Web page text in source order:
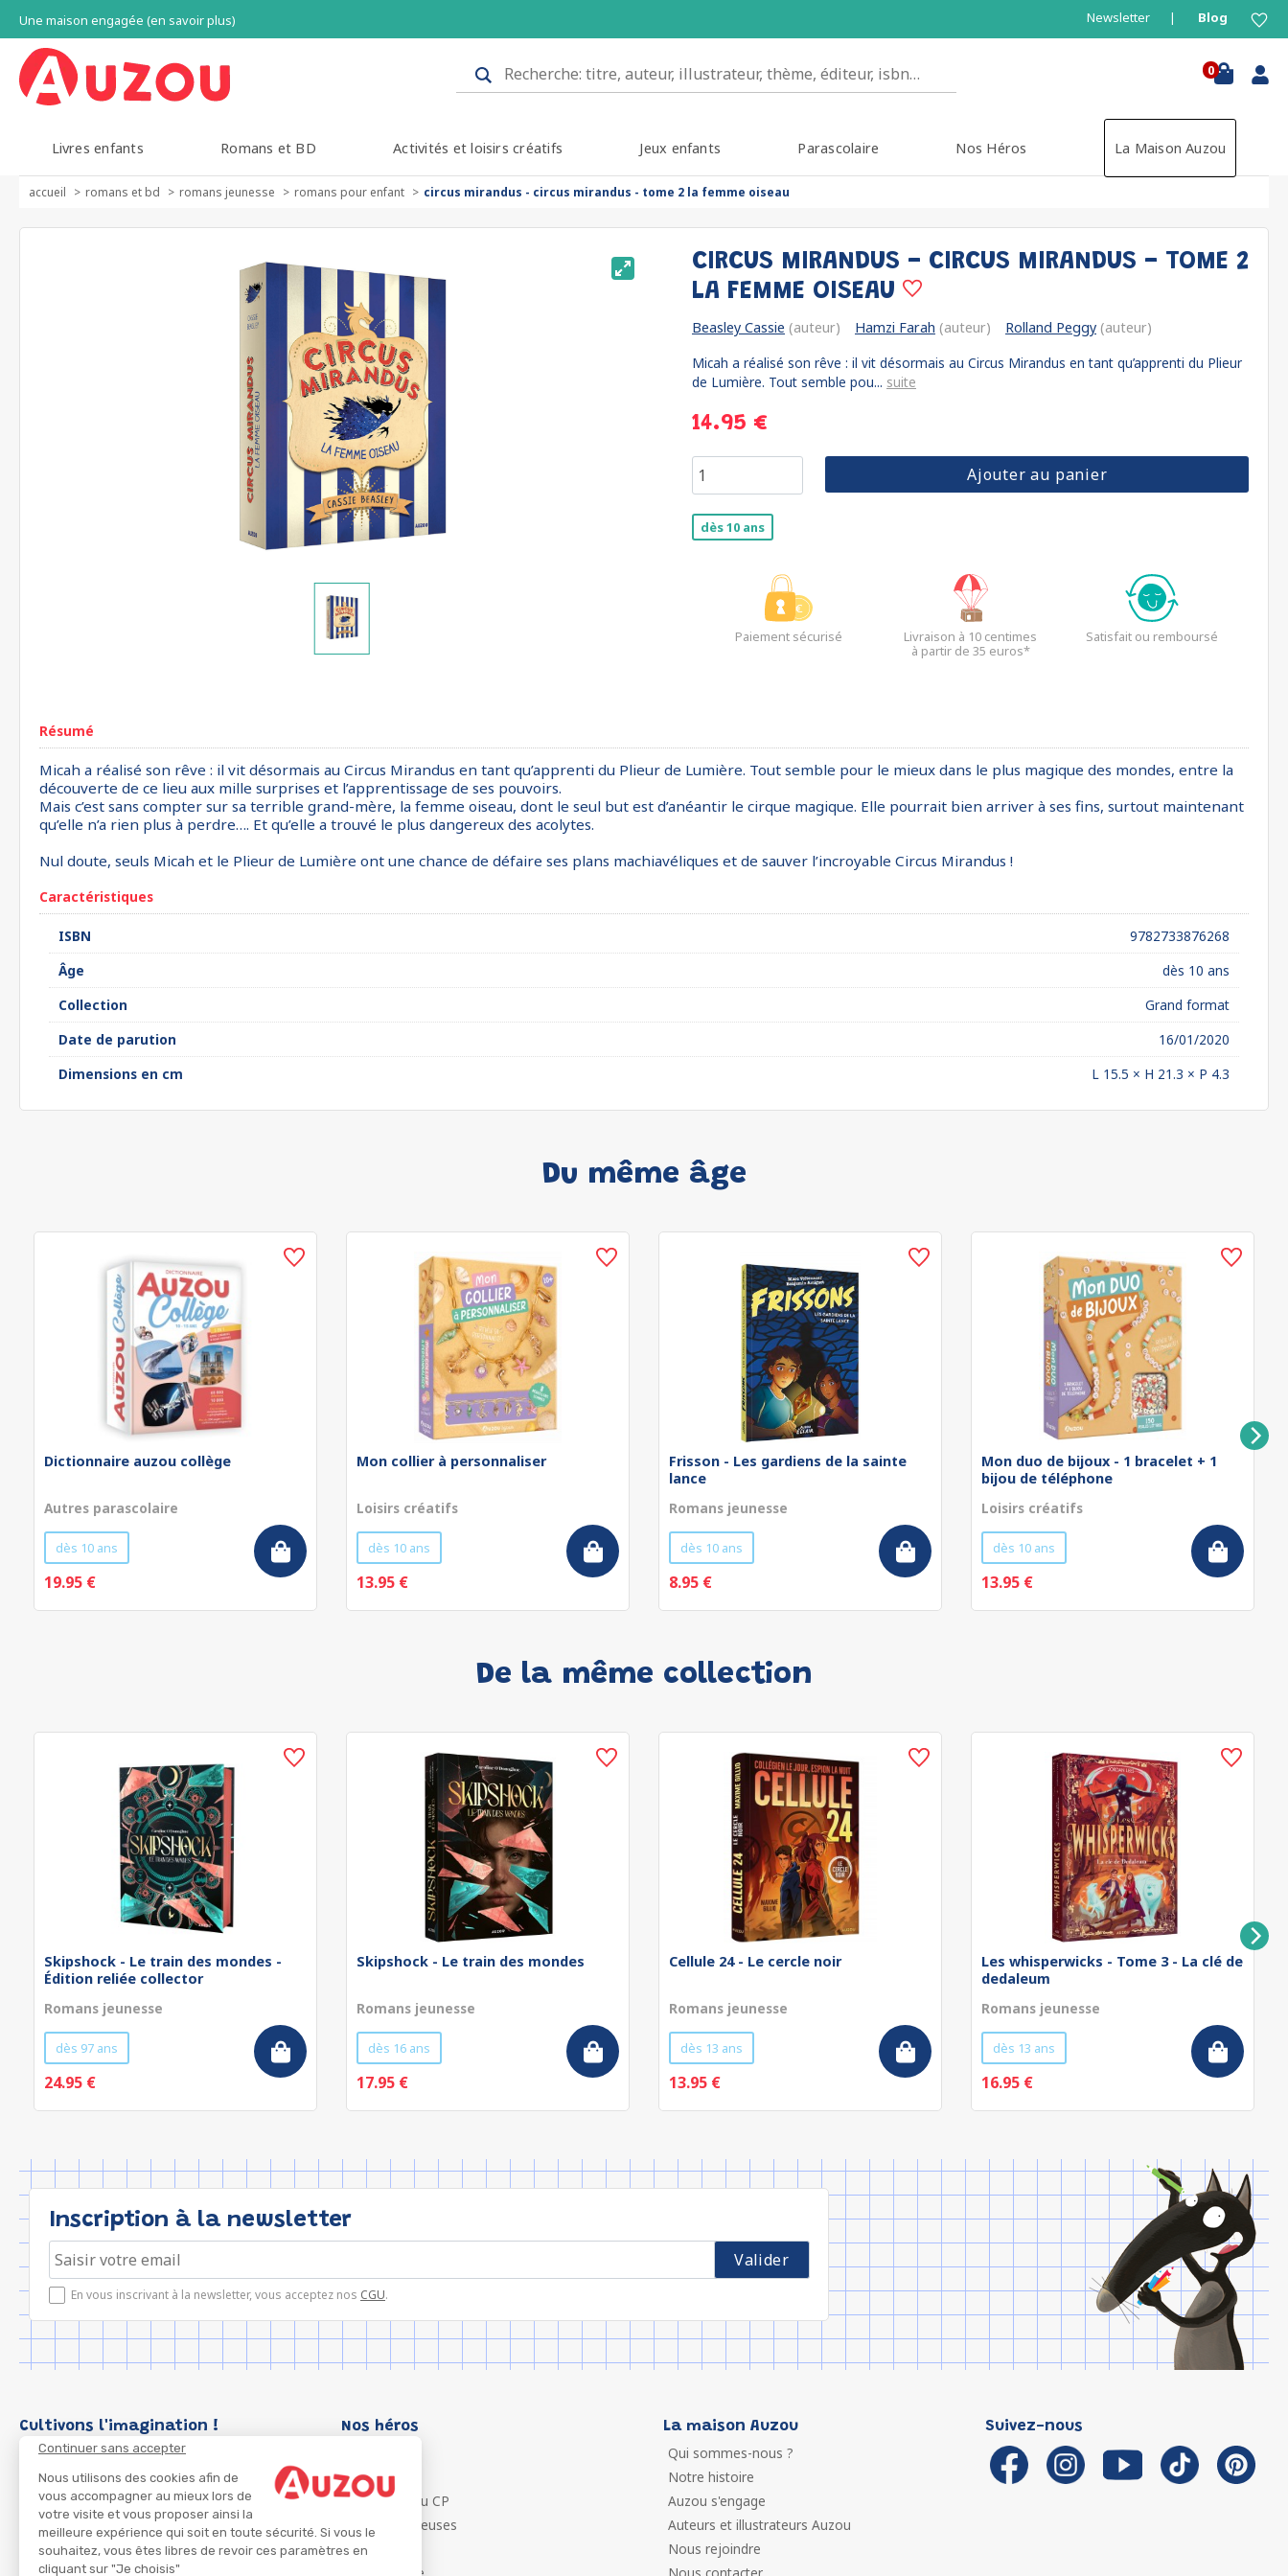
Continuer sans accepter
Nous utilisons des cookies afin de
vous accompagner au mieux lors de
votre visite et vous proposer ainsi la
meilleure expérience qui soit en toute sécurité. Si vous le
souhaitez, vous êtes libres de revoir ces paramètres en
cliquant sur "Je choisis"
Une maison engagée (en savoir plus) Newsletter Blog
0
Livres enfants Romans et BD Activités et loisirs créatifs Jeux enfants Parascolaire Nos Héros La Maison Auzou
accueil romans et bd romans jeunesse romans pour enfant circus mirandus - circus mirandus - tome 2 la femme oiseau
CIRCUS MIRANDUS - CIRCUS MIRANDUS - TOME 2
LA FEMME OISEAU
Beasley Cassie (auteur) Hamzi Farah (auteur) Rolland Peggy (auteur)
Micah a réalisé son rêve : il vit désormais au Circus Mirandus en tant qu’apprenti du Plieur
de Lumière. Tout semble pou... suite
14.95 €
Ajouter au panier
dès 10 ans
Paiement sécurisé
Livraison à 10 centimes
à partir de 35 euros*
Satisfait ou remboursé
Résumé
Micah a réalisé son rêve : il vit désormais au Circus Mirandus en tant qu’apprenti du Plieur de Lumière. Tout semble pour le mieux dans le plus magique des mondes, entre la
découverte de ce lieu aux mille surprises et l’apprentissage de ses pouvoirs.
Mais c’est sans compter sur sa terrible grand-mère, la femme oiseau, dont le seul but est d’anéantir le cirque magique. Elle pourrait bien arriver à ses fins, surtout maintenant
qu’elle n’a rien plus à perdre…. Et qu’elle a trouvé le plus dangereux des acolytes.
Nul doute, seuls Micah et le Plieur de Lumière ont une chance de défaire ses plans machiavéliques et de sauver l’incroyable Circus Mirandus !
Caractéristiques
ISBN
9782733876268
Âge
dès 10 ans
Collection
Grand format
Date de parution
16/01/2020
Dimensions en cm
L 15.5 × H 21.3 × P 4.3
Du même âge
Dictionnaire auzou collège
Autres parascolaire
dès 10 ans
19.95 €
Mon collier à personnaliser
Loisirs créatifs
dès 10 ans
13.95 €
Frisson - Les gardiens de la sainte
lance
Romans jeunesse
dès 10 ans
8.95 €
Mon duo de bijoux - 1 bracelet + 1
bijou de téléphone
Loisirs créatifs
dès 10 ans
13.95 €
De la même collection
Skipshock - Le train des mondes -
Édition reliée collector
Romans jeunesse
dès 97 ans
24.95 €
Skipshock - Le train des mondes
Romans jeunesse
dès 16 ans
17.95 €
Cellule 24 - Le cercle noir
Romans jeunesse
dès 13 ans
13.95 €
Les whisperwicks - Tome 3 - La clé de
dedaleum
Romans jeunesse
dès 13 ans
16.95 €
Inscription à la newsletter
En vous inscrivant à la newsletter, vous acceptez nos CGU.
Cultivons l'imagination ! Nos héros
P'tit Loup
Les Héros du CP
Les Influenceuses
Migali
La maison Auzou
Qui sommes-nous ?
Notre histoire
Auzou s'engage
Auteurs et illustrateurs Auzou
Nous rejoindre
Suivez-nous